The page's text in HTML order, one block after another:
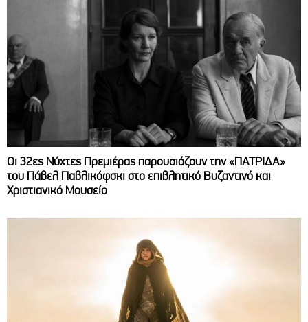
Οι 32ες Νύχτες Πρεμιέρας παρουσιάζουν την «ΠΑΤΡΙΔΑ»
του Πάβελ Παβλικόφσκι στο επιβλητικό Βυζαντινό και
Χριστιανικό Μουσείο